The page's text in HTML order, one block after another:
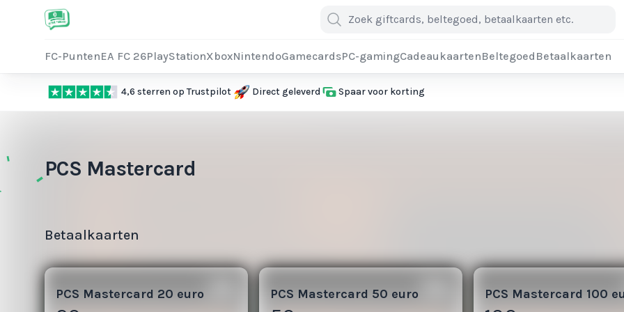
FC-PuntenEA FC 26PlayStationXboxNintendoGamecardsPC-gamingCadeaukaartenBeltegoed Betaalkaarten
4,6 sterren op Trustpilot Direct geleverd Spaar voor korting
PCS Mastercard
Betaalkaarten
5
PCS Mastercard 20 euro 25
PCS Mastercard 50 euro 100
PCS Mastercard 100